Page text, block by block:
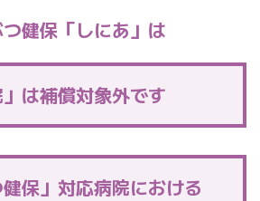
健保「しにあ」は
」は補償対象外です
健保」対応病院における